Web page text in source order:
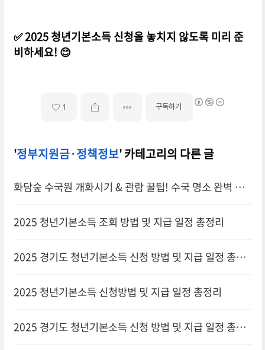
✅ 2025 청년기본소득 신청을 놓치지 않도록 미리 준
비하세요! 😊
1 구독하기
'정부지원금·정책정보' 카테고리의 다른 글
화담숲 수국원 개화시기 & 관람 꿀팁! 수국 명소 완벽 가
2025 청년기본소득 조회 방법 및 지급 일정 총정리
2025 경기도 청년기본소득 신청 방법 및 지급 일정 총정
2025 청년기본소득 신청방법 및 지급 일정 총정리
2025 경기도 청년기본소득 신청 방법 및 지급 일정 총정